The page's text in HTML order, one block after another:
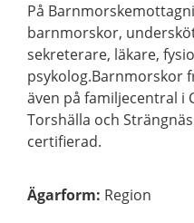
På
barnmorskor,
sekreterare, läkare,
psykolog.Barnmorskor
även på familjecentral i
Torshälla och
certifierad.
Ägarform: Region